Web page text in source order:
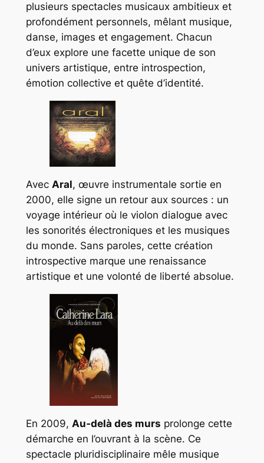
plusieurs spectacles musicaux ambitieux et
profondément personnels, mêlant musique,
danse, images et engagement. Chacun
d’eux explore une facette unique de son
univers artistique, entre introspection,
émotion collective et quête d’identité.
Avec Aral, œuvre instrumentale sortie en
2000, elle signe un retour aux sources : un
voyage intérieur où le violon dialogue avec
les sonorités électroniques et les musiques
du monde. Sans paroles, cette création
introspective marque une renaissance
artistique et une volonté de liberté absolue.
En 2009, Au‑delà des murs prolonge cette
démarche en l’ouvrant à la scène. Ce
spectacle pluridisciplinaire mêle musique